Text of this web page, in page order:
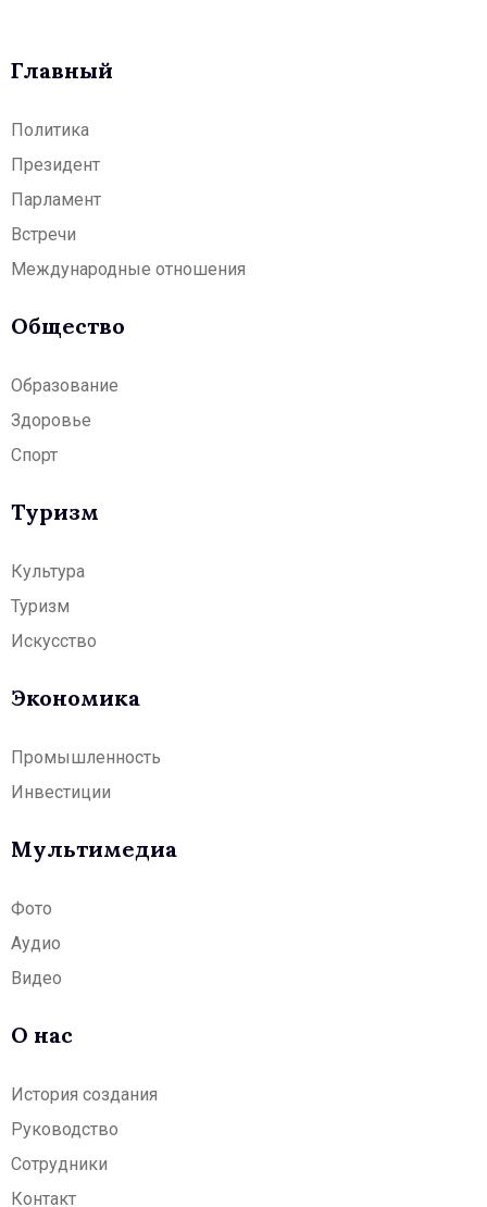
Главный
Политика
Президент
Парламент
Встречи
Международные отношения
Общество
Образование
Здоровье
Спорт
Туризм
Культура
Туризм
Искусство
Экономика
Промышленность
Инвестиции
Мультимедиа
Фото
Аудио
Видео
О нас
История создания
Руководство
Сотрудники
Контакт